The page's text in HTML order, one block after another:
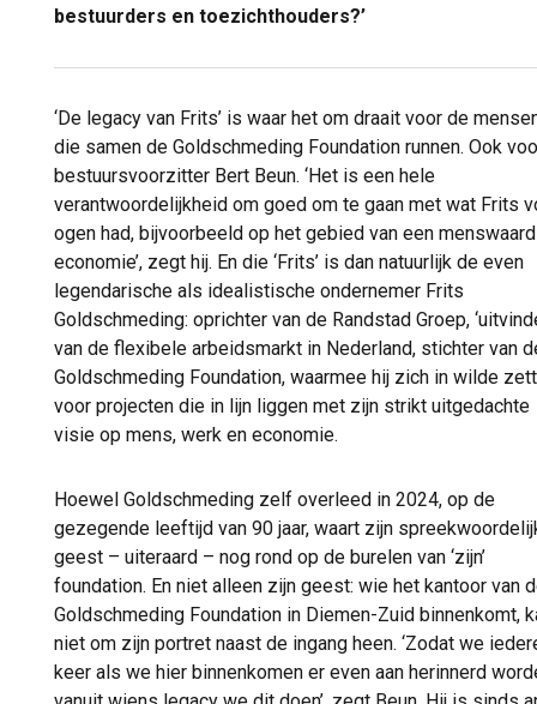
bestuurders en toezichthouders?’
‘De legacy van Frits’ is waar het om draait voor de
die samen de Goldschmeding Foundation runnen. Ook
bestuursvoorzitter Bert Beun. ‘Het is een hele
verantwoordelijkheid om goed om te gaan met wat Frits
ogen had, bijvoorbeeld op het gebied van een
economie’, zegt hij. En die ‘Frits’ is dan natuurlijk de even
legendarische als idealistische ondernemer Frits
Goldschmeding: oprichter van de Randstad Groep,
van de flexibele arbeidsmarkt in Nederland, stichter van
Goldschmeding Foundation, waarmee hij zich in wilde
voor projecten die in lijn liggen met zijn strikt uitgedachte
visie op mens, werk en economie.
Hoewel Goldschmeding zelf overleed in 2024, op de
gezegende leeftijd van 90 jaar, waart zijn
geest – uiteraard – nog rond op de burelen van ‘zijn’
foundation. En niet alleen zijn geest: wie het kantoor van
Goldschmeding Foundation in Diemen-Zuid binnenkomt,
niet om zijn portret naast de ingang heen. ‘Zodat we
keer als we hier binnenkomen er even aan herinnerd